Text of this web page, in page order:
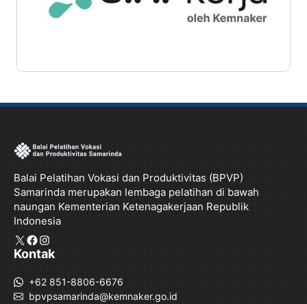
Balai Pelatihan Vokasi dan Produktivitas (BPVP)
Samarinda merupakan lembaga pelatihan di bawah
naungan Kementerian Ketenagakerjaan Republik
Indonesia
X Facebook
Instagram
Kontak
+62 851-8806-6676
bpvpsamarinda@kemnaker.go.id